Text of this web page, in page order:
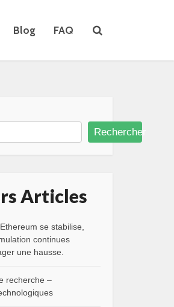
Blog FAQ
Rechercher
Articles
se stabilise,
continues
une hausse.
recherche –